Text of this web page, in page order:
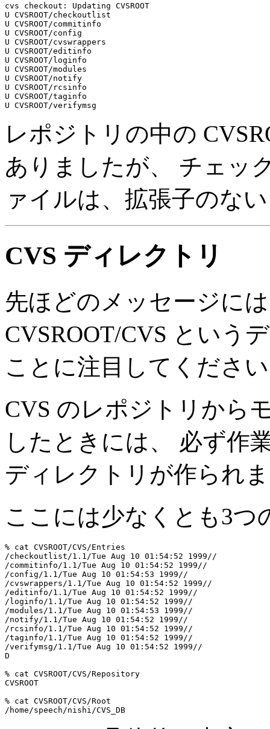
cvs checkout: Updating CVSROOT
U CVSROOT/checkoutlist
U CVSROOT/commitinfo
U CVSROOT/config
U CVSROOT/cvswrappers
U CVSROOT/editinfo
U CVSROOT/loginfo
U CVSROOT/modules
U CVSROOT/notify
U CVSROOT/rcsinfo
U CVSROOT/taginfo
レポジトリの中の
ありましたが、 チェッ
ァイルは、拡張子のな
CVS ディレクトリ
先ほどのメッセージに
CVSROOT/CVS という
ことに注目してくださ
CVS のレポジトリから
したときには、 必ず作
ディレクトリが作られ
ここには少なくとも3つ
% cat CVSROOT/CVS/Entries
/checkoutlist/1.1/Tue Aug 10 01:54:52 1999//
/commitinfo/1.1/Tue Aug 10 01:54:52 1999//
/config/1.1/Tue Aug 10 01:54:53 1999//
/cvswrappers/1.1/Tue Aug 10 01:54:52 1999//
/editinfo/1.1/Tue Aug 10 01:54:52 1999//
/loginfo/1.1/Tue Aug 10 01:54:52 1999//
/modules/1.1/Tue Aug 10 01:54:53 1999//
/notify/1.1/Tue Aug 10 01:54:52 1999//
/rcsinfo/1.1/Tue Aug 10 01:54:52 1999//
/taginfo/1.1/Tue Aug 10 01:54:52 1999//
/verifymsg/1.1/Tue Aug 10 01:54:52 1999//
D
% cat CVSROOT/CVS/Repository
CVSROOT
% cat CVSROOT/CVS/Root